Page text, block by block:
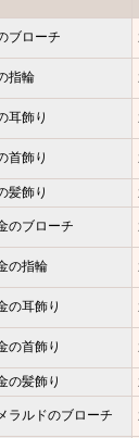
ブローチ
指輪
耳飾り
首飾り
髪飾り
のブローチ
の指輪
の耳飾り
の首飾り
の髪飾り
ラルドのブローチ